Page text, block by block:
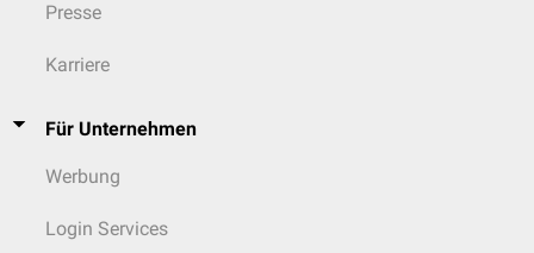
Presse
Karriere
Für Unternehmen
Werbung
Login Services